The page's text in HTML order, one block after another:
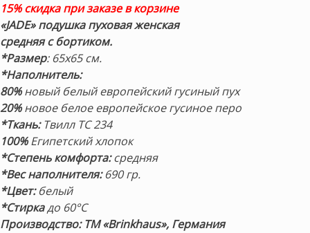
15% скидка при заказе в корзине
«JADE» подушка пуховая женская
средняяс бортиком.
*Размер: 65х65 см.
*Наполнитель:
80%новый белый европейский гусиный пух
20%новое белое европейское гусиное перо
*Ткань:Твилл ТС 234
100%Египетский хлопок
*Степень комфорта:средняя
*Вес наполнителя:690 гр.
*Цвет:белый
*Стиркадо 60°С
Производство: ТМ «Brinkhaus», Германия